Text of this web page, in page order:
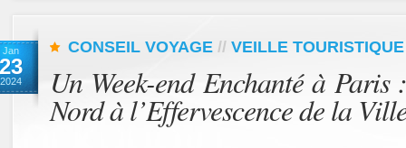
Jan
23
2024
CONSEIL VOYAGE // VEILLE TOURISTIQUE
Un Week-end Enchanté à
Nord à l’Effervescence de la